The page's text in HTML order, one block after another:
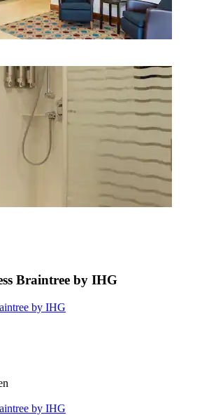
Braintree by IHG
by IHG
by IHG